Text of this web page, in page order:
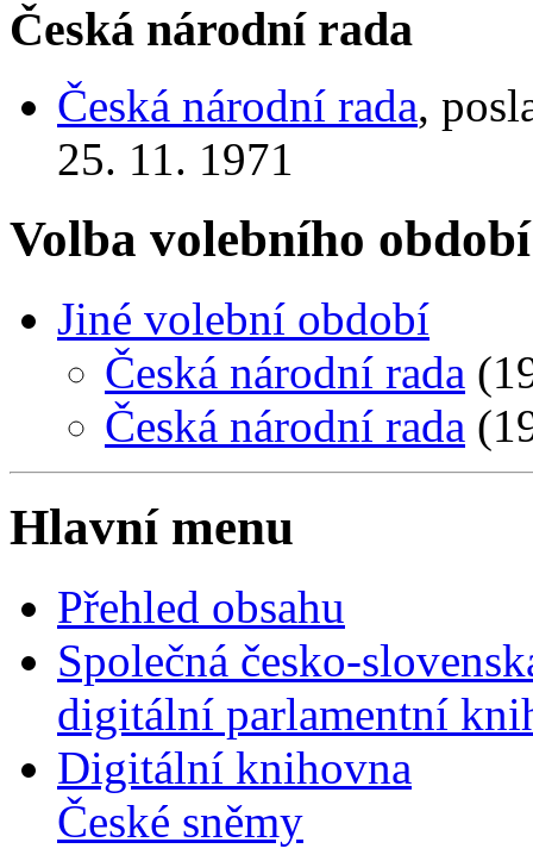
Česká národní rada
Česká národní rada,
25. 11. 1971
Volba volebního období
Jiné volební období
Česká národní rada
Česká národní rada
Hlavní menu
Přehled obsahu
Společná česko-
digitální parlamentní
Digitální knihovna
České sněmy